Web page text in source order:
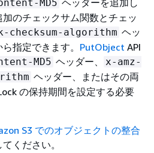
MD5
のチェックサム関数とチェッ
checksum-algorithm ヘッ
指定できます。 PutObject API
MD5 ヘッダー、
x-amz-
ヘッダー、またはその両
の保持期間を設定する必要
S3 でのオブジェクトの整合
ください。